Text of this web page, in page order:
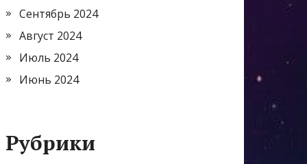
Сентябрь 2024
Август 2024
Июль 2024
Июнь 2024
Рубрики